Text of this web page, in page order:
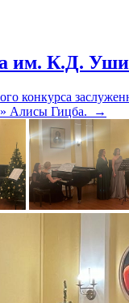
им. К.Д.
конкурса
Алисы Гицба.
→